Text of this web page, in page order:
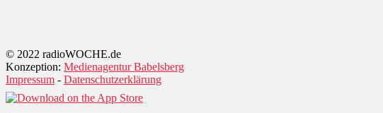
© 2022 radioWOCHE.de
Konzeption: Medienagentur Babelsberg
Impressum - Datenschutzerklärung